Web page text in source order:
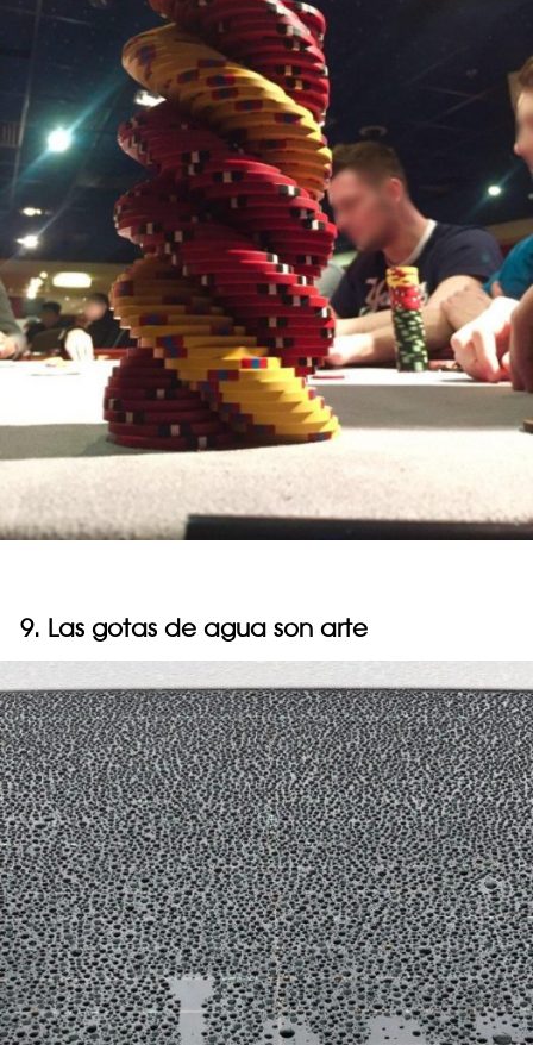
9. Las gotas de agua son arte